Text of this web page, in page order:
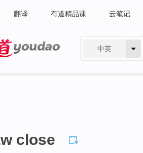
翻译 有道精品课 云笔记
中英
close